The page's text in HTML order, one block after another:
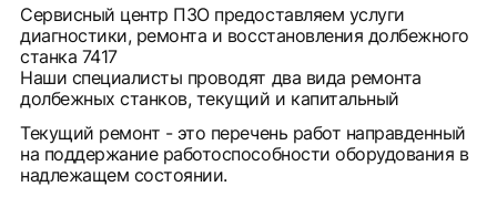
Сервисный центр ПЗО предоставляем услуги
диагностики, ремонта и восстановления долбежного
станка 7417
Наши специалисты проводят два вида ремонта
долбежных станков, текущий и капитальный
Текущий ремонт - это перечень работ направденный
на поддержание работоспособности оборудования в
надлежащем состоянии.